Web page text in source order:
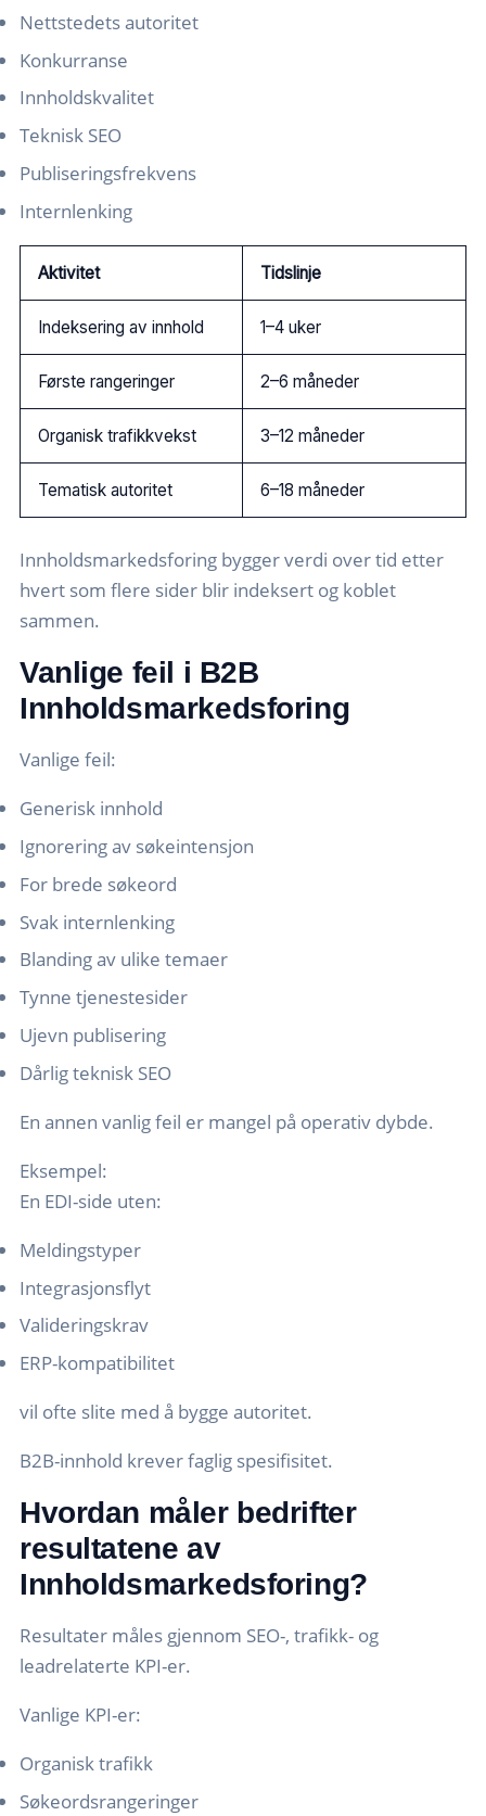
Nettstedets autoritet
Konkurranse
Innholdskvalitet
Teknisk SEO
Publiseringsfrekvens
Internlenking
Aktivitet Tidslinje
Indeksering av innhold 1–4 uker
Første rangeringer 2–6 måneder
Organisk trafikkvekst 3–12 måneder
Tematisk autoritet 6–18 måneder
Innholdsmarkedsforing bygger verdi over tid etter
hvert som flere sider blir indeksert og koblet
sammen.
Vanlige feil i B2B
Innholdsmarkedsforing
Vanlige feil:
Generisk innhold
Ignorering av søkeintensjon
For brede søkeord
Svak internlenking
Blanding av ulike temaer
Tynne tjenestesider
Ujevn publisering
Dårlig teknisk SEO
En annen vanlig feil er mangel på operativ dybde.
Eksempel:
En EDI-side uten:
Meldingstyper
Integrasjonsflyt
Valideringskrav
ERP-kompatibilitet
vil ofte slite med å bygge autoritet.
B2B-innhold krever faglig spesifisitet.
Hvordan måler bedrifter
resultatene av
Innholdsmarkedsforing?
Resultater måles gjennom SEO-, trafikk- og
leadrelaterte KPI-er.
Vanlige KPI-er:
Organisk trafikk
Søkeordsrangeringer